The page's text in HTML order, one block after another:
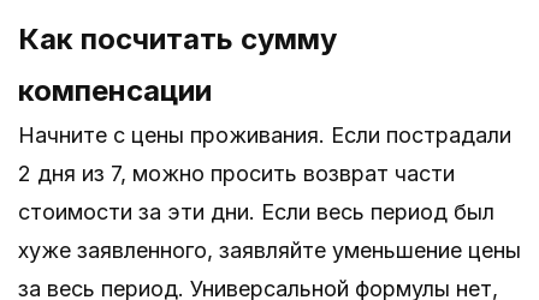
Как посчитать сумму
компенсации
Начните с цены проживания. Если пострадали
2 дня из 7, можно просить возврат части
стоимости за эти дни. Если весь период был
хуже заявленного, заявляйте уменьшение цены
за весь период. Универсальной формулы нет,